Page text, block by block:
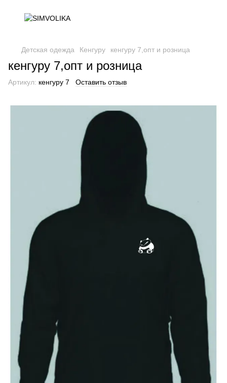
Детская одежда Кенгуру кенгуру 7,опт и розница
кенгуру 7,опт и розница
Артикул: кенгуру 7 Оставить отзыв